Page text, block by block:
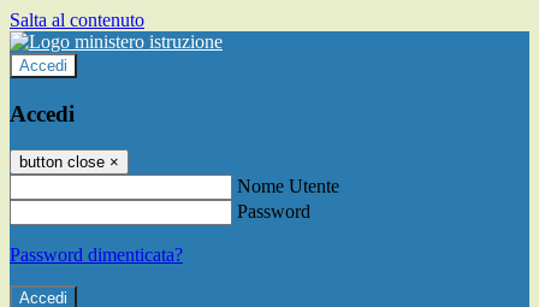
Salta al contenuto
Accedi
Accedi
button close ×
Nome Utente
Password
Password dimenticata?